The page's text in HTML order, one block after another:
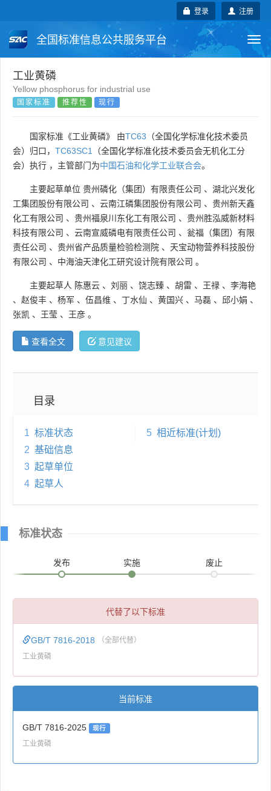
注册
登录
全国标准信息公共服务平台
国家标准
团体标准
国外标准 技术委员会
工业黄磷
Yellow phosphorus for industrial use
国家标准 推荐性 现行
国家标准《工业黄磷》 由TC63 （全国化学标准化技术委员
会）归口， TC63SC1
（全国化学标准化技术委员会无机化工分
会）执行 ，主管部门为中国石油和化学工业联合会。
主要起草单位 贵州磷化（集团）有限责任公司 、 湖北兴发化
工集团股份有限公司 、 云南江磷集团股份有限公司 、 贵州新天鑫
化工有限公司 、 贵州福泉川东化工有限公司 、 贵州胜泓威新材料
科技有限公司 、 云南宣威磷电有限责任公司 、 瓮福（集团）有限
责任公司 、 贵州省产品质量检验检测院 、 天宝动物营养科技股份
有限公司 、 中海油天津化工研究设计院有限公司 。
主要起草人 陈惠云 、 刘丽 、 饶志臻 、 胡雷 、 王禄 、 李海艳
、 赵俊丰 、 杨军 、 伍昌维 、 丁水仙 、 黄国兴 、 马磊 、 邱小娟 、
张凯 、 王莹 、 王彦 。
查看全文 意见建议
目录
1 标准状态
2 基础信息
3 起草单位
4 起草人
5 相近标准(计划)
标准状态
发布 实施 废止
代替了以下标准
GB/T 7816-2018 （全部代替）
工业黄磷
当前标准
GB/T 7816-2025 现行
工业黄磷